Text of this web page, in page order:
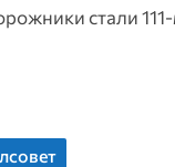
стали